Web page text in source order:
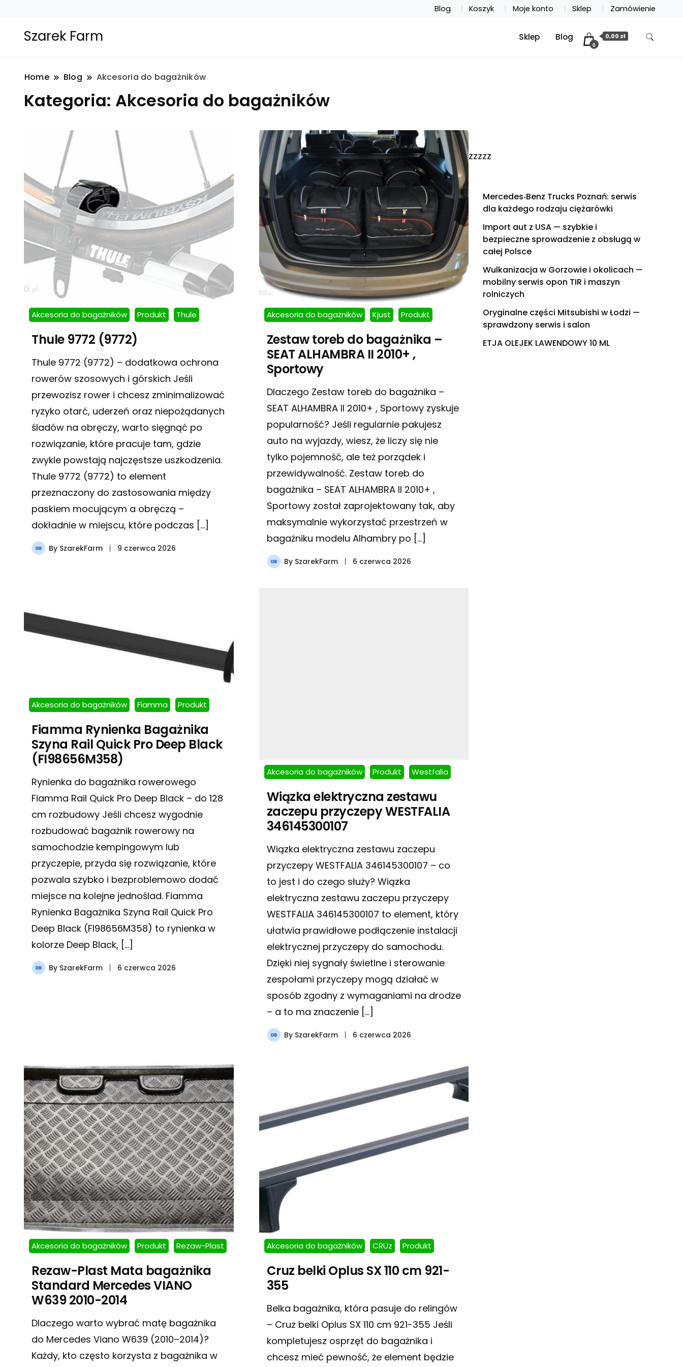
Blog Koszyk Moje konto Sklep Zamówienie
Szarek Farm Sklep Blog
0
0,00 zł
Home Blog Akcesoria do bagażników
Kategoria: Akcesoria do bagażników
Akcesoria do bagażników Produkt Thule
Thule 9772 (9772)
Thule 9772 (9772) – dodatkowa ochrona
rowerów szosowych i górskich Jeśli
przewozisz rower i chcesz zminimalizować
ryzyko otarć, uderzeń oraz niepożądanych
śladów na obręczy, warto sięgnąć po
rozwiązanie, które pracuje tam, gdzie
zwykle powstają najczęstsze uszkodzenia.
Thule 9772 (9772) to element
przeznaczony do zastosowania między
paskiem mocującym a obręczą –
dokładnie w miejscu, które podczas […]
By SzarekFarm 9 czerwca 2026
Akcesoria do bagażników Kjust Produkt
Zestaw toreb do bagażnika –
SEAT ALHAMBRA II 2010+ ,
Sportowy
Dlaczego Zestaw toreb do bagażnika –
SEAT ALHAMBRA II 2010+ , Sportowy zyskuje
popularność? Jeśli regularnie pakujesz
auto na wyjazdy, wiesz, że liczy się nie
tylko pojemność, ale też porządek i
przewidywalność. Zestaw toreb do
bagażnika – SEAT ALHAMBRA II 2010+ ,
Sportowy został zaprojektowany tak, aby
maksymalnie wykorzystać przestrzeń w
bagażniku modelu Alhambry po […]
By SzarekFarm 6 czerwca 2026
Akcesoria do bagażników Fiamma Produkt
Fiamma Rynienka Bagażnika
Szyna Rail Quick Pro Deep Black
(FI98656M358)
Rynienka do bagażnika rowerowego
Fiamma Rail Quick Pro Deep Black – do 128
cm rozbudowy Jeśli chcesz wygodnie
rozbudować bagażnik rowerowy na
samochodzie kempingowym lub
przyczepie, przyda się rozwiązanie, które
pozwala szybko i bezproblemowo dodać
miejsce na kolejne jednoślad. Fiamma
Rynienka Bagażnika Szyna Rail Quick Pro
Deep Black (FI98656M358) to rynienka w
kolorze Deep Black, […]
By SzarekFarm 6 czerwca 2026
Akcesoria do bagażników Produkt Westfalia
Wiązka elektryczna zestawu
zaczepu przyczepy WESTFALIA
346145300107
Wiązka elektryczna zestawu zaczepu
przyczepy WESTFALIA 346145300107 – co
to jest i do czego służy? Wiązka
elektryczna zestawu zaczepu przyczepy
WESTFALIA 346145300107 to element, który
ułatwia prawidłowe podłączenie instalacji
elektrycznej przyczepy do samochodu.
Dzięki niej sygnały świetlne i sterowanie
zespołami przyczepy mogą działać w
sposób zgodny z wymaganiami na drodze
– a to ma znaczenie […]
By SzarekFarm 6 czerwca 2026
Akcesoria do bagażników Produkt Rezaw-Plast
Rezaw-Plast Mata bagażnika
Standard Mercedes VIANO
W639 2010-2014
Dlaczego warto wybrać matę bagażnika
do Mercedes Viano W639 (2010–2014)?
Każdy, kto często korzysta z bagażnika w
Akcesoria do bagażników CRUz Produkt
Cruz belki Oplus SX 110 cm 921-
355
Belka bagażnika, która pasuje do relingów
– Cruz belki Oplus SX 110 cm 921-355 Jeśli
kompletujesz osprzęt do bagażnika i
chcesz mieć pewność, że element będzie
zzzzz
Mercedes‑Benz Trucks Poznań: serwis
dla każdego rodzaju ciężarówki
Import aut z USA — szybkie i
bezpieczne sprowadzenie z obsługą w
całej Polsce
Wulkanizacja w Gorzowie i okolicach —
mobilny serwis opon TIR i maszyn
rolniczych
Oryginalne części Mitsubishi w Łodzi —
sprawdzony serwis i salon
ETJA OLEJEK LAWENDOWY 10 ML